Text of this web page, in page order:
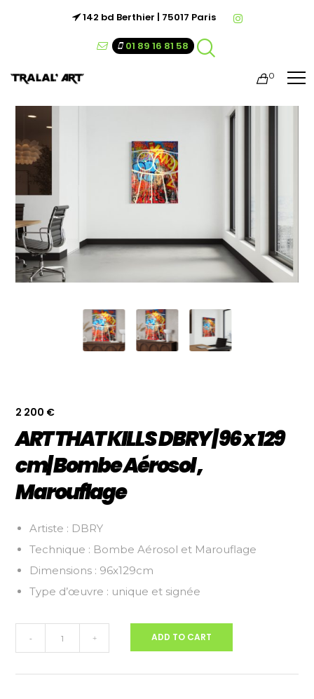
142 bd Berthier | 75017 Paris
01 89 16 81 58
0
2 200 €
ART THAT KILLS DBRY | 96 x 129
cm| Bombe Aérosol ,
Marouflage
Artiste : DBRY
Technique : Bombe Aérosol et Marouflage
Dimensions : 96x129cm
Type d’œuvre : unique et signée
DBRY
- + ADD TO CART